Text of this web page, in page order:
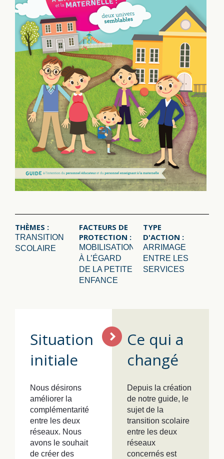
THÈMES :
TRANSITION
SCOLAIRE
FACTEURS DE
PROTECTION :
MOBILISATION
À L’ÉGARD
DE LA PETITE
ENFANCE
TYPE
D'ACTION :
ARRIMAGE
ENTRE LES
SERVICES
Situation
initiale
Nous désirons
améliorer la
complémentarité
entre les deux
réseaux. Nous
avons le souhait
de créer des
Ce qui a
changé
Depuis la création
de notre guide, le
sujet de la
transition scolaire
entre les deux
réseaux
concernés est